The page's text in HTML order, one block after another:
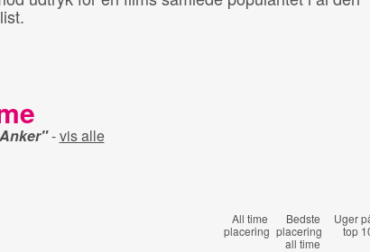
-vis alle
All time
placering
Bedste
placering
all time
Uger
top